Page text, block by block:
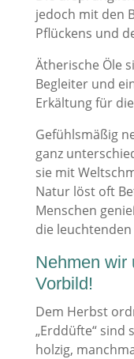
jedoch mit den
Pflückens und
Ätherische Öle
Begleiter und
Erkältung für
Gefühlsmäßig
ganz
sie mit
Natur löst oft
Menschen
die leuchtenden
Nehmen wir
Vorbild!
Dem Herbst
„Erddüfte“ sind
holzig,